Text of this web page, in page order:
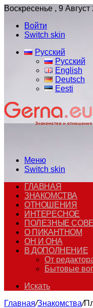
Воскресенье , 9 Август
Войти
Switch skin
Русский
Русский
English
Deutsch
Eesti
Меню
Switch skin
ГЛАВНАЯ
ЗНАКОМСТВА
ОТНОШЕНИЯ
ИНТЕРЕСНОЕ
ПОЛЕЗНЫЕ
О ПИКАНТНОМ
ОН И ОНА
В ДОПОЛНЕНИЕ
От
Бытовые
Искать
Главная/Знакомства/